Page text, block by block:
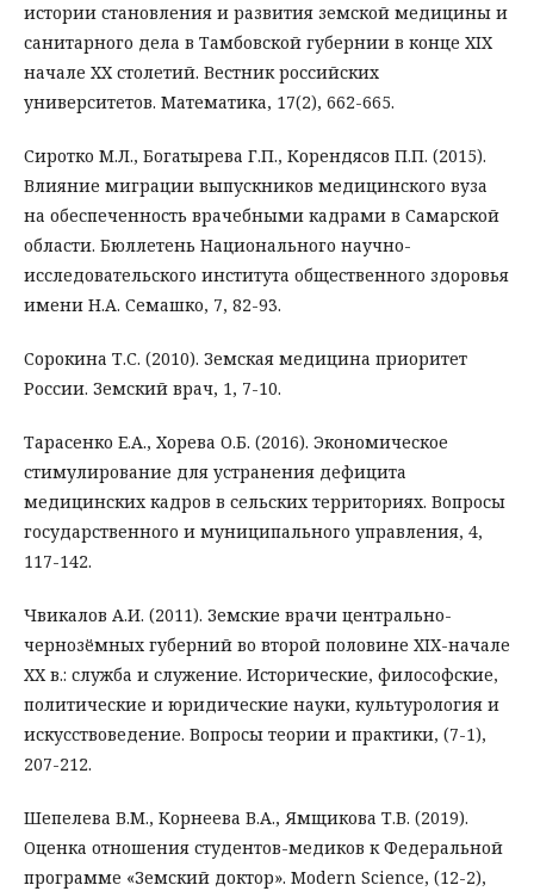
истории становления и развития земской медицины и
санитарного дела в Тамбовской губернии в конце ХIX
начале XX столетий. Вестник российских
университетов. Математика, 17(2), 662-665.
Сиротко М.Л., Богатырева Г.П., Корендясов П.П. (2015).
Влияние миграции выпускников медицинского вуза
на обеспеченность врачебными кадрами в Самарской
области. Бюллетень Национального научно-
исследовательского института общественного здоровья
имени Н.А. Семашко, 7, 82-93.
Сорокина Т.С. (2010). Земская медицина приоритет
России. Земский врач, 1, 7-10.
Тарасенко Е.А., Хорева О.Б. (2016). Экономическое
стимулирование для устранения дефицита
медицинских кадров в сельских территориях. Вопросы
государственного и муниципального управления, 4,
117-142.
Чвикалов А.И. (2011). Земские врачи центрально-
чернозёмных губерний во второй половине XIX-начале
XX в.: служба и служение. Исторические, философские,
политические и юридические науки, культурология и
искусствоведение. Вопросы теории и практики, (7-1),
207-212.
Шепелева В.М., Корнеева В.А., Ямщикова Т.В. (2019).
Оценка отношения студентов-медиков к Федеральной
программе «Земский доктор». Modern Science, (12-2),